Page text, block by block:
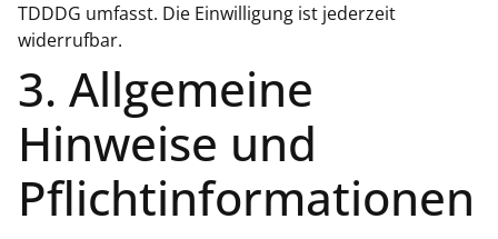
TDDDG umfasst. Die Einwilligung ist jederzeit
widerrufbar.
3. Allgemeine
Hinweise und
Pflicht­informationen